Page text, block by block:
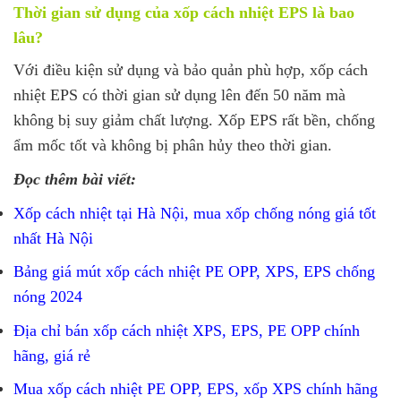
Thời gian sử dụng của xốp cách nhiệt EPS là bao
lâu?
Với điều kiện sử dụng và bảo quản phù hợp, xốp cách
nhiệt EPS có thời gian sử dụng lên đến 50 năm mà
không bị suy giảm chất lượng. Xốp EPS rất bền, chống
ẩm mốc tốt và không bị phân hủy theo thời gian.
Đọc thêm bài viết:
Xốp cách nhiệt tại Hà Nội, mua xốp chống nóng giá tốt
nhất Hà Nội
Bảng giá mút xốp cách nhiệt PE OPP, XPS, EPS chống
nóng 2024
Địa chỉ bán xốp cách nhiệt XPS, EPS, PE OPP chính
hãng, giá rẻ
Mua xốp cách nhiệt PE OPP, EPS, xốp XPS chính hãng